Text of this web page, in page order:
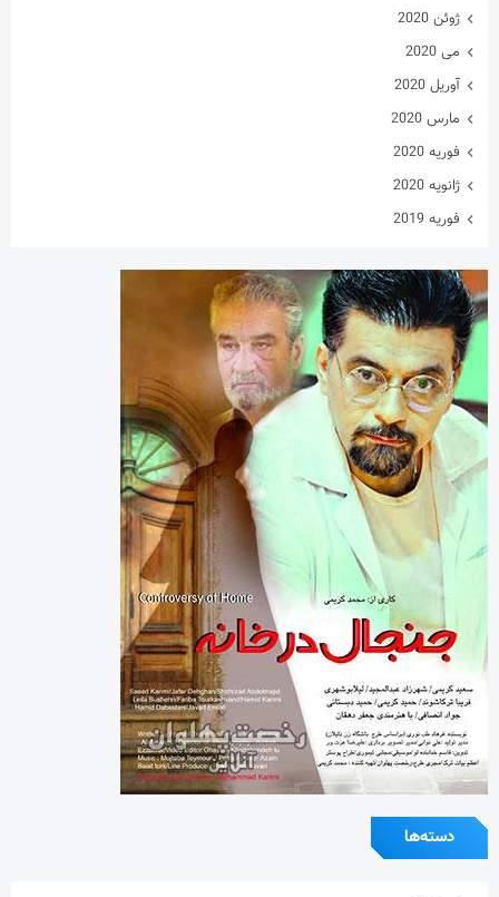
ژوئن 2020
می 2020
آوریل 2020
مارس 2020
فوریه 2020
ژانویه 2020
فوریه 2019
دسته‌ها